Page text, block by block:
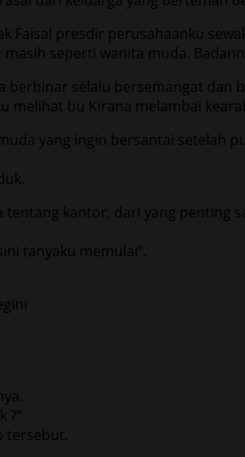
Faisal presdir perusahaanku
seperti wanita muda.
selalu bersemangat
melihat bu Kirana melambai
yang ingin bersantai setelah
kantor, dari yang penting
tanyaku memulai”.
?”
tersebut.